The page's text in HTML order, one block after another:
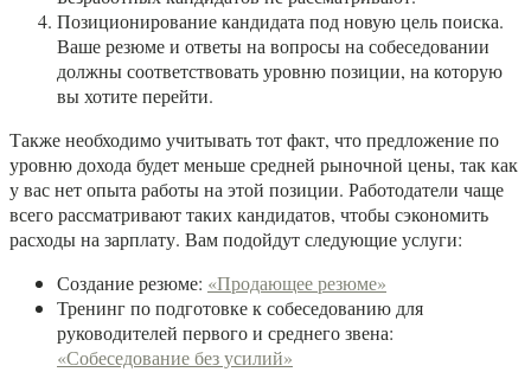
Позиционирование кандидата под новую цель поиска.
Ваше резюме и ответы на вопросы на собеседовании
должны соответствовать уровню позиции, на которую
вы хотите перейти.
Также необходимо учитывать тот факт, что предложение по
уровню дохода будет меньше средней рыночной цены, так как
у вас нет опыта работы на этой позиции. Работодатели чаще
всего рассматривают таких кандидатов, чтобы сэкономить
расходы на зарплату. Вам подойдут следующие услуги:
Создание резюме: «Продающее резюме»
Тренинг по подготовке к собеседованию для
руководителей первого и среднего звена:
«Собеседование без усилий»